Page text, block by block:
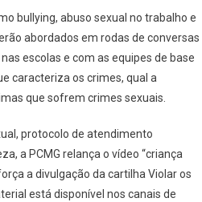
bullying, abuso sexual no trabalho e
abordados em rodas de conversas
escolas e com as equipes de base
caracteriza os crimes, qual a
que sofrem crimes sexuais.
protocolo de atendimento
a PCMG relança o vídeo “criança
a divulgação da cartilha Violar os
está disponível nos canais de